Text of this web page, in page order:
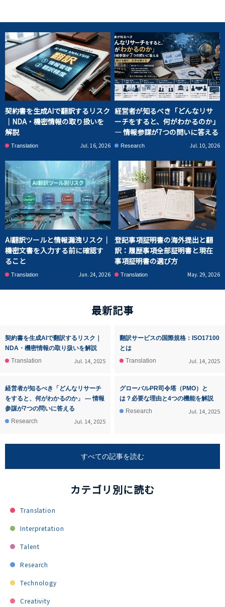
契約書を生成AIで翻訳するリスク
｜NDA・機密情報の取り扱いを
解説
Translation Jul. 16, 2026
経営者が知るべき「どんなリサ
ーチをすると、何がわかるのか」
― 情報参謀が7つの問いに答える
Research Jul. 10, 2026
AI翻訳ツールと情報漏洩リスク｜
機密文書を入力する前に確認す
ること
Translation Jun. 24, 2026
登記事項証明書の海外提出と翻
訳：履歴事項全部証明書と現在
事項証明書の選び方
Translation May. 29, 2026
最新記事
契約書を生成AIで翻訳するリスク｜
NDA・機密情報の取り扱いを解説
Translation
Jul. 14, 2025
翻訳サービスの国際規格：ISO17100
とは
Translation
Jul. 14, 2025
経営者が知るべき「どんなリサーチ
をすると、何がわかるのか」 ― 情報
参謀が7つの問いに答える
Research
Jul. 14, 2025
グローバルPR司令塔（PMO）と
は？必要な理由と4つの機能を解説
Research
Jul. 14, 2025
すべての記事を読む
カテゴリ別に読む
Translation
Interpretation
Talent
Research
Technology
Creativity